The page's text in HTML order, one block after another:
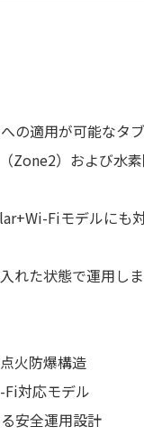
適用が可能なタブ
Zone2）および水
Fiモデルにも
た状態で運用しま
火防爆構造
対応モデル
安全運用設計